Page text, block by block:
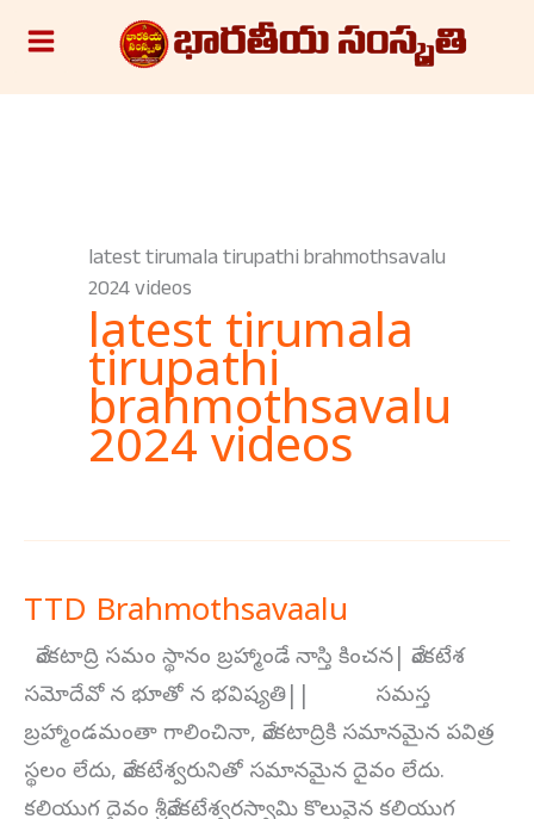
latest tirumala tirupathi brahmothsavalu
2024 videos
latest tirumala
tirupathi
brahmothsavalu
2024 videos
TTD Brahmothsavaalu
వేంకటాద్రి సమం స్థానం బ్రహ్మాండే నాస్తి కించన| వేంకటేశ
సమోదేవో న భూతో న భవిష్యతి|| సమస్త
బ్రహ్మాండమంతా గాలించినా, వేంకటాద్రికి సమానమైన పవిత్ర
స్థలం లేదు, వేంకటేశ్వరునితో సమానమైన దైవం లేదు.
కలియుగ దైవం శ్రీవేంకటేశ్వరస్వామి కొలువైన కలియుగ
TTD
Brahmothsavaalu
e
a